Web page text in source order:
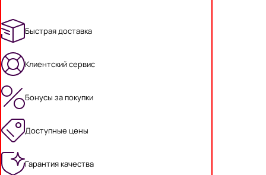
Быстрая доставка
Клиентский сервис
Бонусы за покупки
Доступные цены
Гарантия качества